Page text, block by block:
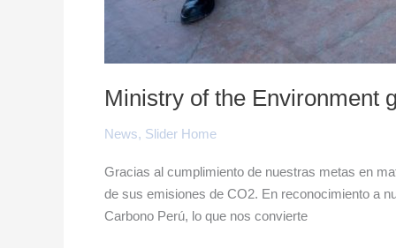
Ministry of the Environment
News, Slider Home
Gracias al cumplimiento de nuestras metas en
de sus emisiones de CO2. En reconocimiento a
Carbono Perú, lo que nos convierte